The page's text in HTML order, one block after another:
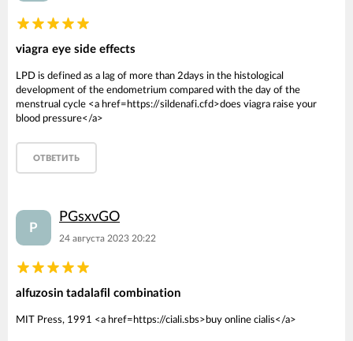
viagra eye side effects
LPD is defined as a lag of more than 2days in the histological
development of the endometrium compared with the day of the
menstrual cycle <a href=https://sildenafi.cfd>does viagra raise your
blood pressure</a>
ОТВЕТИТЬ
P
PGsxvGO
24 августа 2023 20:22
alfuzosin tadalafil combination
MIT Press, 1991 <a href=https://ciali.sbs>buy online cialis</a>